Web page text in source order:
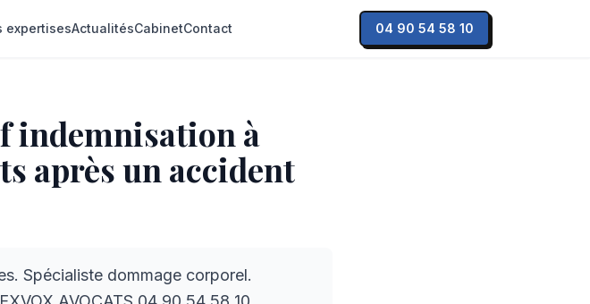
expertisesActualitésCabinetContact 04 90 54 58 10
indemnisation à
après un accident
Spécialiste dommage corporel.